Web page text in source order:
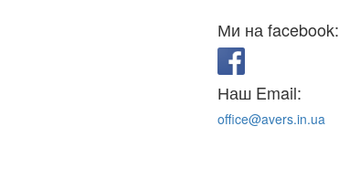
Ми на facebook:
Наш Email:
office@avers.in.ua